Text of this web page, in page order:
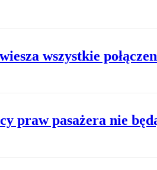
wszystkie
praw pasażera nie